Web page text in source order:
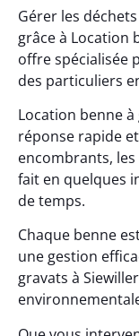
Gérer les
grâce à Location
offre spécialisée
des particuliers
Location benne
réponse rapide
encombrants,
fait en quelques
de temps.
Chaque benne
une gestion
gravats à